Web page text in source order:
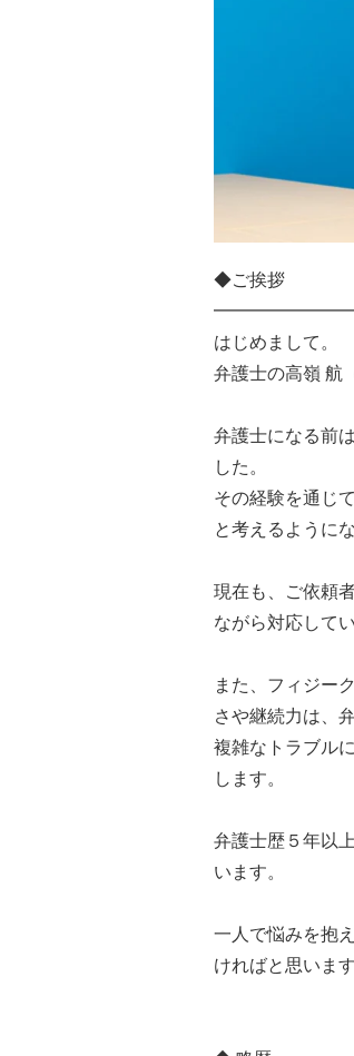
◆ご挨拶
はじめまして。
弁護士の高嶺 航
弁護士になる前
した。
その経験を通じ
と考えるように
現在も、ご依頼
ながら対応してい
また、フィジー
さや継続力は、
複雑なトラブル
します。
弁護士歴５年以
います。
一人で悩みを抱
ければと思います